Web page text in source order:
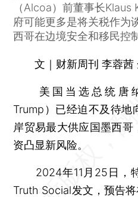
（Alcoa）前董事长
府可能更多是将关税作为
西哥在边境安全和移民控
文｜财新周刊 李蓉茜
美国当选总统唐纳
Trump）已经迫不及待地
岸贸易最大供应国墨西
资凸显新风险。
2024年11月25日，特
Truth Social发文，预告